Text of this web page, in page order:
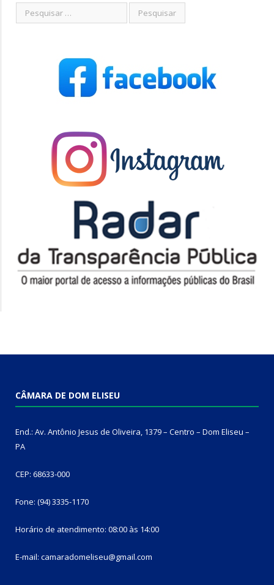
CÂMARA DE DOM ELISEU
End.: Av. Antônio Jesus de Oliveira, 1379 – Centro – Dom Eliseu –
PA
CEP: 68633-000
Fone: (94) 3335-1170
Horário de atendimento: 08:00 às 14:00
E-mail: camaradomeliseu@gmail.com